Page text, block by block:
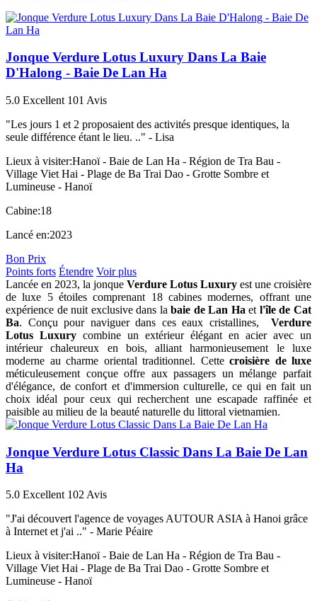
Jonque Verdure Lotus Luxury Dans La Baie
D'Halong - Baie De Lan Ha
5.0 Excellent 101 Avis
"Les jours 1 et 2 proposaient des activités presque identiques, la
seule différence étant le lieu. .." - Lisa
Lieux à visiter:Hanoï - Baie de Lan Ha - Région de Tra Bau -
Village Viet Hai - Plage de Ba Trai Dao - Grotte Sombre et
Lumineuse - Hanoï
Cabine:18
Lancé en:2023
Bon Prix
Points forts Étendre Voir plus
Lancée en 2023, la jonque Verdure Lotus Luxury est une croisière
de luxe 5 étoiles comprenant 18 cabines modernes, offrant une
expérience de nuit exclusive dans la baie de Lan Ha et l'île de Cat
Ba. Conçu pour naviguer dans ces eaux cristallines,
Verdure
Lotus Luxury combine un extérieur élégant en acier avec un
intérieur chaleureux en bois, alliant harmonieusement le luxe
moderne au charme oriental traditionnel. Cette croisière de luxe
méticuleusement conçue offre aux passagers un mélange parfait
d'élégance, de confort et d'immersion culturelle, ce qui en fait un
choix idéal pour ceux qui recherchent une escapade raffinée et
paisible au milieu de la beauté naturelle du littoral vietnamien.
Jonque Verdure Lotus Classic Dans La Baie De Lan
Ha
5.0 Excellent 102 Avis
"J'ai découvert l'agence de voyages AUTOUR ASIA à Hanoi grâce
à Internet et j'ai .." - Marie Péaire
Lieux à visiter:Hanoï - Baie de Lan Ha - Région de Tra Bau -
Village Viet Hai - Plage de Ba Trai Dao - Grotte Sombre et
Lumineuse - Hanoï